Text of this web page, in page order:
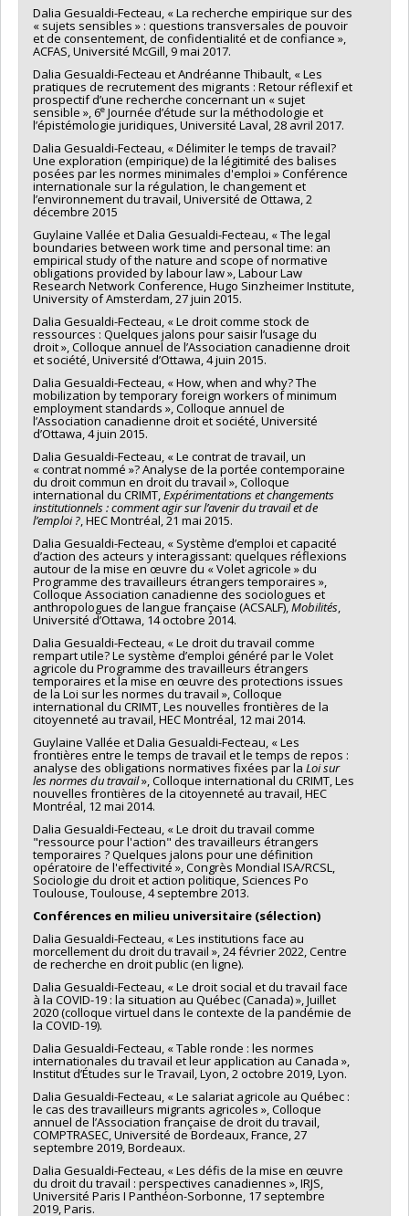
Dalia Gesualdi-Fecteau, « La recherche empirique sur des
« sujets sensibles » : questions transversales de pouvoir
et de consentement, de confidentialité et de confiance »,
ACFAS, Université McGill, 9 mai 2017.
Dalia Gesualdi-Fecteau et Andréanne Thibault, « Les
pratiques de recrutement des migrants : Retour réflexif et
prospectif d’une recherche concernant un « sujet
sensible », 6e Journée d’étude sur la méthodologie et
l’épistémologie juridiques, Université Laval, 28 avril 2017.
Dalia Gesualdi-Fecteau, « Délimiter le temps de travail?
Une exploration (empirique) de la légitimité des balises
posées par les normes minimales d'emploi » Conférence
internationale sur la régulation, le changement et
l’environnement du travail, Université de Ottawa, 2
décembre 2015
Guylaine Vallée et Dalia Gesualdi-Fecteau, « The legal
boundaries between work time and personal time: an
empirical study of the nature and scope of normative
obligations provided by labour law », Labour Law
Research Network Conference, Hugo Sinzheimer Institute,
University of Amsterdam, 27 juin 2015.
Dalia Gesualdi-Fecteau, « Le droit comme stock de
ressources : Quelques jalons pour saisir l’usage du
droit », Colloque annuel de l’Association canadienne droit
et société, Université d’Ottawa, 4 juin 2015.
Dalia Gesualdi-Fecteau, « How, when and why? The
mobilization by temporary foreign workers of minimum
employment standards », Colloque annuel de
l’Association canadienne droit et société, Université
d’Ottawa, 4 juin 2015.
Dalia Gesualdi-Fecteau, « Le contrat de travail, un
« contrat nommé »? Analyse de la portée contemporaine
du droit commun en droit du travail », Colloque
international du CRIMT,Expérimentations et changements
institutionnels : comment agir sur l’avenir du travail et de
l’emploi ?, HEC Montréal, 21 mai 2015.
Dalia Gesualdi-Fecteau, « Système d’emploi et capacité
d’action des acteurs y interagissant: quelques réflexions
autour de la mise en œuvre du « Volet agricole » du
Programme des travailleurs étrangers temporaires »,
Colloque Association canadienne des sociologues et
anthropologues de langue française (ACSALF),Mobilités,
Université d’Ottawa, 14 octobre 2014.
Dalia Gesualdi-Fecteau, « Le droit du travail comme
rempart utile? Le système d’emploi généré par le Volet
agricole du Programme des travailleurs étrangers
temporaires et la mise en œuvre des protections issues
de la Loi sur les normes du travail », Colloque
international du CRIMT, Les nouvelles frontières de la
citoyenneté au travail, HEC Montréal, 12 mai 2014.
Guylaine Vallée et Dalia Gesualdi-Fecteau, « Les
frontières entre le temps de travail et le temps de repos :
analyse des obligations normatives fixées par la Loi sur
les normes du travail», Colloque international du CRIMT, Les
nouvelles frontières de la citoyenneté au travail, HEC
Montréal, 12 mai 2014.
Dalia Gesualdi-Fecteau, « Le droit du travail comme
"ressource pour l'action" des travailleurs étrangers
temporaires ? Quelques jalons pour une définition
opératoire de l'effectivité », Congrès Mondial ISA/RCSL,
Sociologie du droit et action politique, Sciences Po
Toulouse, Toulouse, 4 septembre 2013.
Conférences en milieu universitaire (sélection)
Dalia Gesualdi-Fecteau, « Les institutions face au
morcellement du droit du travail », 24 février 2022, Centre
de recherche en droit public (en ligne).
Dalia Gesualdi-Fecteau, « Le droit social et du travail face
à la COVID-19 : la situation au Québec (Canada) », Juillet
2020 (colloque virtuel dans le contexte de la pandémie de
la COVID-19).
Dalia Gesualdi-Fecteau, « Table ronde : les normes
internationales du travail et leur application au Canada »,
Institut d’Études sur le Travail, Lyon, 2 octobre 2019, Lyon.
Dalia Gesualdi-Fecteau, « Le salariat agricole au Québec :
le cas des travailleurs migrants agricoles », Colloque
annuel de l’Association française de droit du travail,
COMPTRASEC, Université de Bordeaux, France, 27
septembre 2019, Bordeaux.
Dalia Gesualdi-Fecteau, « Les défis de la mise en œuvre
du droit du travail : perspectives canadiennes », IRJS,
Université Paris I Panthéon-Sorbonne, 17 septembre
2019, Paris.